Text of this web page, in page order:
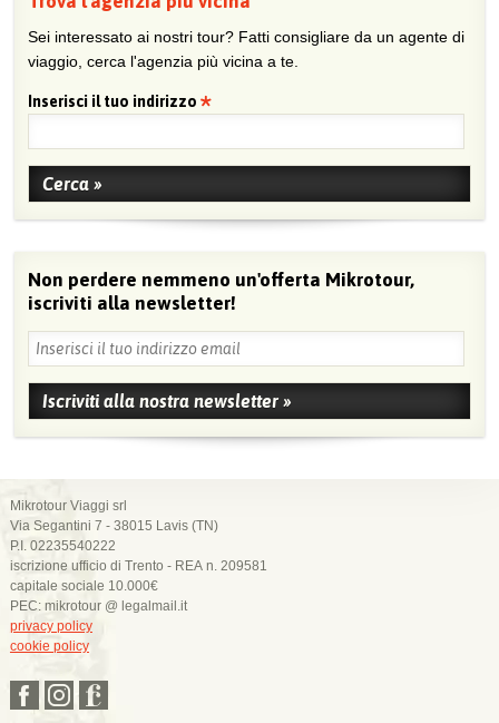
Sei interessato ai nostri tour? Fatti consigliare da un agente di
viaggio, cerca l'agenzia più vicina a te.
Inserisci il tuo indirizzo
Non perdere nemmeno un'offerta Mikrotour,
iscriviti alla newsletter!
Mikrotour Viaggi srl
Via Segantini 7 - 38015 Lavis (TN)
P.I. 02235540222
iscrizione ufficio di Trento - REA n. 209581
capitale sociale 10.000€
PEC: mikrotour @ legalmail.it
privacy policy
cookie policy